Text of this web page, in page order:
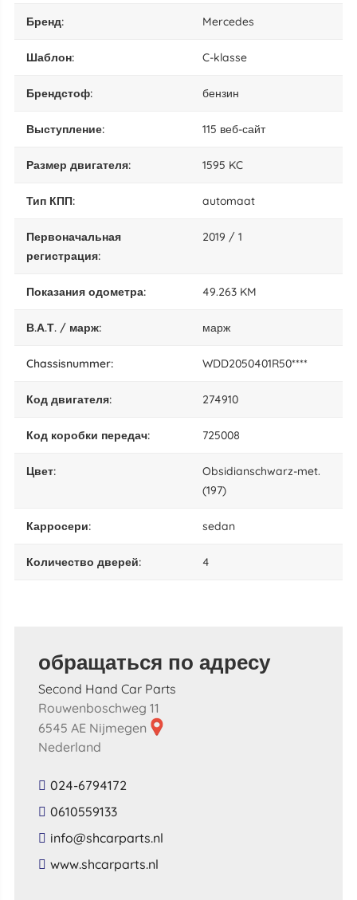
бренд: Mercedes
шаблон: C-klasse
брендстоф: бензин
выступление: 115 веб-сайт
размер двигателя: 1595 KC
тип КПП: automaat
Первоначальная
регистрация:
2019 / 1
показания одометра: 49.263 KM
В.А.Т. / марж: марж
chassisnummer: WDD2050401R50****
код двигателя: 274910
код коробки передач: 725008
цвет:
Obsidianschwarz-met.
(197)
карросери: sedan
количество дверей: 4
обращаться по адресу
Second Hand Car Parts
Rouwenboschweg 11
6545 AE Nijmegen
Nederland
024-6794172
0610559133
​info​@​shcarparts​.​nl​
​www​.​shcarparts​.​nl​